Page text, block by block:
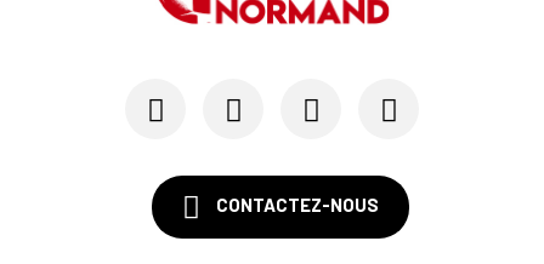
CONTACTEZ-NOUS